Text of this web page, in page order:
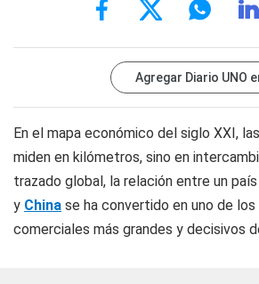
Agregar Diario UNO
En el mapa económico del siglo XXI,
miden en kilómetros, sino en
trazado global, la relación entre un
y China se ha convertido en uno de
comerciales más grandes y decisivos